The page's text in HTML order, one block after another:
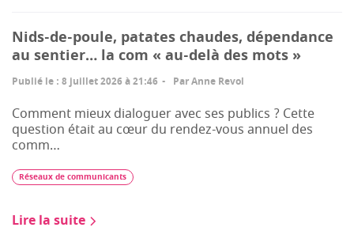
Nids-de-poule, patates chaudes, dépendance
au sentier… la com « au-delà des mots »
Publié le : 8 juillet 2026 à 21:46 ParAnne Revol
Comment mieux dialoguer avec ses publics ? Cette
question était au cœur du rendez-vous annuel des
comm…
Lire la suite
Réseaux de communicants